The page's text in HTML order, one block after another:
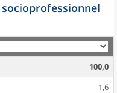
100,0
1,6